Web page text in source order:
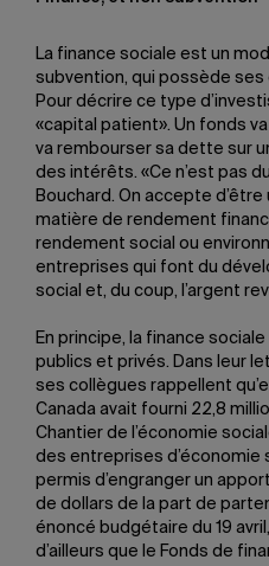
La finance sociale est un
subvention, qui possède
Pour décrire ce type
«capital patient». Un fonds
va rembourser sa dette sur
des intérêts. «Ce n’est pas
Bouchard. On accepte
matière de rendement
rendement social ou
entreprises qui font du
social et, du coup, l’argent
En principe, la finance
publics et privés. Dans leur
ses collègues rappellent
Canada avait fourni 22,8
Chantier de l’économie
des entreprises d’économie
permis d’engranger un
de dollars de la part de
énoncé budgétaire du 19
d’ailleurs que le Fonds de